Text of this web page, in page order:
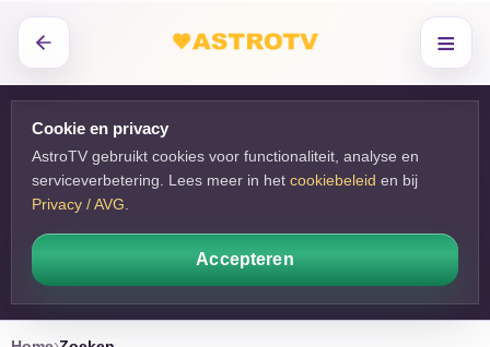
≡
Cookie en privacy
AstroTV gebruikt cookies voor functionaliteit, analyse en
serviceverbetering. Lees meer in het cookiebeleid en bij
Privacy / AVG
Accepteren